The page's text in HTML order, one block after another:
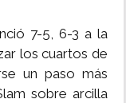
7-5, 6-3 a la
los cuartos de
un paso más
sobre arcilla